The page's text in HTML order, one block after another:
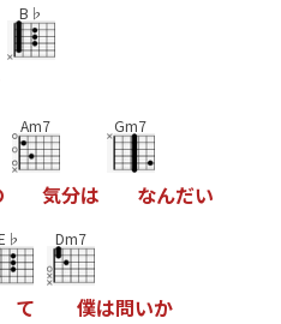
B♭
Am7
気分は
Gm7
なんだい
て
Dm7
僕は問いか